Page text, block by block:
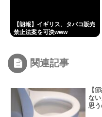
【朗報】イギリス、タバコ販売
禁止法案を可決www
関連記事
【
な
思